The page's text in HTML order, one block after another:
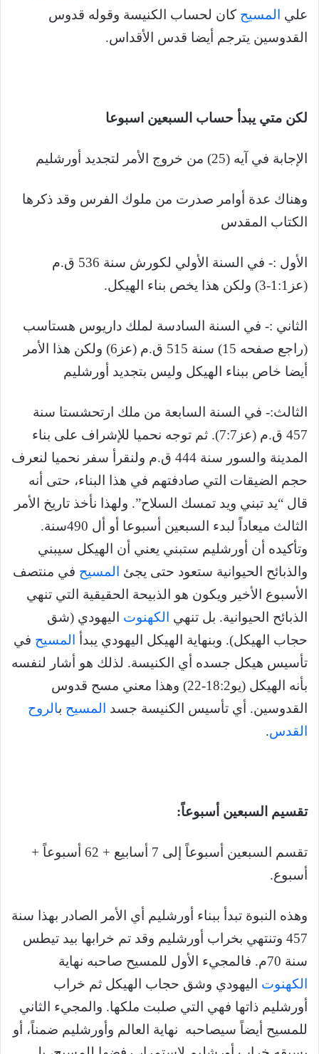
علي
المسيح كان لحساب الكنيسة وقوله قدوس
القدوسين يترجم أيضا قدس الأقداس.
لكن متي يبدأ حساب السبعين اسبوعا
الإجابة في آيه (25) من خروج الأمر لتجديد أورشليم
وهناك عدة أوامر صدرت من ملوك الفرس وقد ذكرها
الكتاب المقدس
الأول :- في السنة الأولي لكورش سنة 536 ق.م
(عز1:1-3) ولكن هذا يخص بناء الهيكل.
الثاني :- في السنة السادسة لملك داريوس هستاسب
(راجع صفحه 15) سنة 515 ق.م (عز6) ولكن هذا الأمر
أيضا خاص ببناء الهيكل وليس بتجديد أورشليم
الثالث:- في السنة السابعة من ملك ارتحشستا سنة
457 ق.م (عز7:7). ثم توجه نحميا للإشراف على بناء
المدينة والسور سنة 444 ق.م ولنقرأ سفر نحميا لنعرف
حجم الضيقات التي صادفتهم في هذا البناء، حتى أنه
قال “يد تبني ويد تمسك السلاح”. ولهذا نأخذ تاريخ الأمر
الثالث ميعاداً لبدء السبعين أسبوعا أو أل 490سنة.
وتأكيده أن أورشليم ستبني يعني أن الهيكل سيبني
والذبائح الحيوانية ستعود حتى يجئ
المسيح في منتصف
الأسبوع الأخير ويكون هو الذبيحة الحقيقية التي تنهي
الذبائح الحيوانية. بل تنهي
الكهنوت اليهودي (شق
حجاب الهيكل). وبنهاية الهيكل اليهودي يبدأ
المسيح في
تأسيس هيكل جسده أي الكنيسة. لذلك هو أشار لنفسه
بأنه الهيكل (يو18:2-22) وهذا معني مسح قدوس
القدوسين. أي تأسيس الكنيسة جسد
المسيح بالروح
القدس.
تقسيم السبعين أسبوعاً:
تقسم السبعين أسبوعاً إلى 7 أسابيع + 62 أسبوعاً +
أسبوع.
وهذه النبوة تبدأ ببناء أورشليم أي الأمر الصادر بهذا سنة
457 وتنتهي بخراب أورشليم وقد تم خرابها بيد تيطس
سنة 70م. فالمجيء الأول للمسيح صاحبه نهاية
الكهنوت اليهودي وشق حجاب الهيكل ثم خراب
أورشليم ذاتها فهي التي صلبت ملكها. والمجيء الثاني
للمسيح أيضاً سيصاحبه نهاية العالم وأورشليم ضمناً، أو